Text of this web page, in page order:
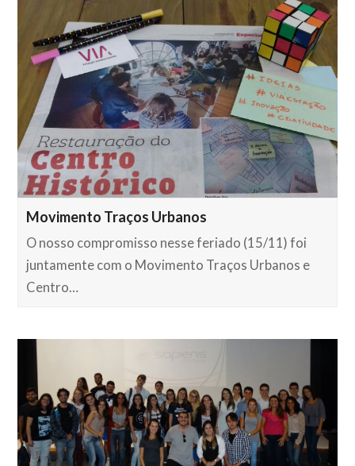
Movimento Traços Urbanos
O nosso compromisso nesse feriado (15/11) foi
juntamente com o Movimento Traços Urbanos e
Centro…